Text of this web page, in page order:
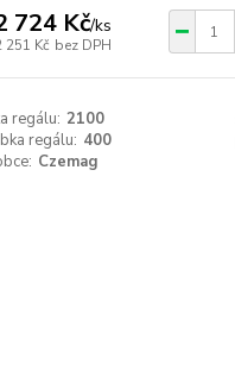
724 Kč/ks
251 Kč bez DPH
regálu: 2100
regálu: 400
Czemag